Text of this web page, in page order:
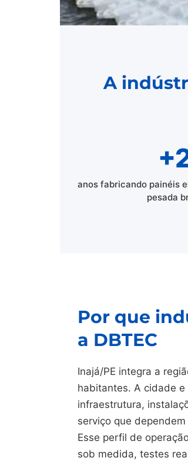
A
anos fabricando painéis
pesada
Por que
a DBTEC
Inajá/PE integra a
habitantes. A cidade
infraestrutura,
serviço que
Esse perfil de
sob medida, testes